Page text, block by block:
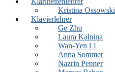
Kristina Ossowski
Klavierlehrer
Ge Zhu
Laura Kalniņa
Wan-Yen Li
Anna Sommer
Nazrin Penner